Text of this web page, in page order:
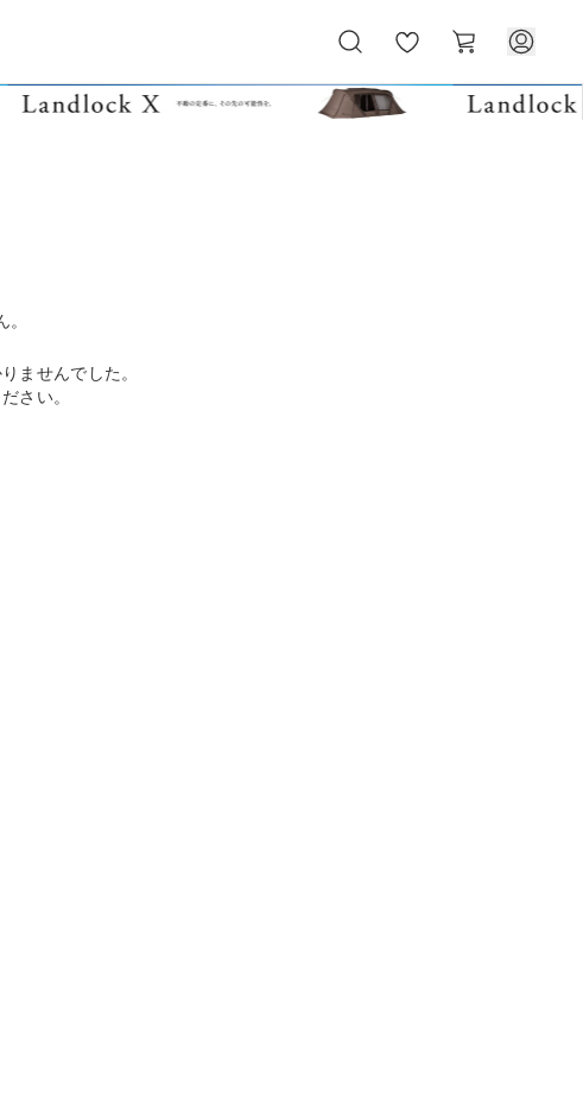
気
に
ー
ト
ませんでした。
さい。